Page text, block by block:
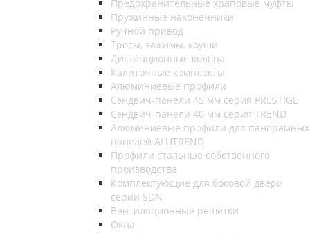
Предохранительные храповые муфты
Пружинные наконечники
Ручной привод
Тросы, зажимы, коуши
Дистанционные кольца
Калиточные комплекты
Алюминиевые профили
Сэндвич-панели 45 мм серия PRESTIGE
Сэндвич-панели 40 мм серия TREND
Алюминиевые профили для панорамных
панелей ALUTREND
Профили стальные собственного
производства
Комплектующие для боковой двери
серии SDN
Вентиляционные решетки
Окна